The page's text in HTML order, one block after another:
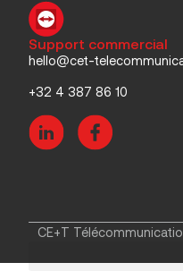
Support commercial
hello@cet-
+32 4 387 86 10
CE+T